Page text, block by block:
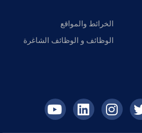
الخرائط والمواقع
الوظائف و الوظائف الشاغرة